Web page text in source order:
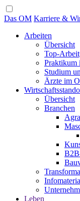
Das OM Karriere &
Arbeiten
Übersicht
Top-
Praktikum
Studium
Ärzte im
Übersicht
Branchen
Leben